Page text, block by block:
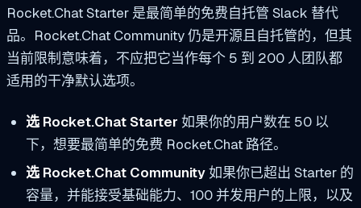
Rocket.Chat Starter 是最简单的免费自托管 Slack 替代
品。Rocket.Chat Community 仍是开源且自托管的，但其
当前限制意味着，不应把它当作每个 5 到 200 人团队都
适用的干净默认选项。
选 Rocket.Chat Starter 如果你的用户数在 50 以
下，想要最简单的免费 Rocket.Chat 路径。
选 Rocket.Chat Community如果你已超出 Starter 的
容量，并能接受基础能力、100 并发用户的上限，以及